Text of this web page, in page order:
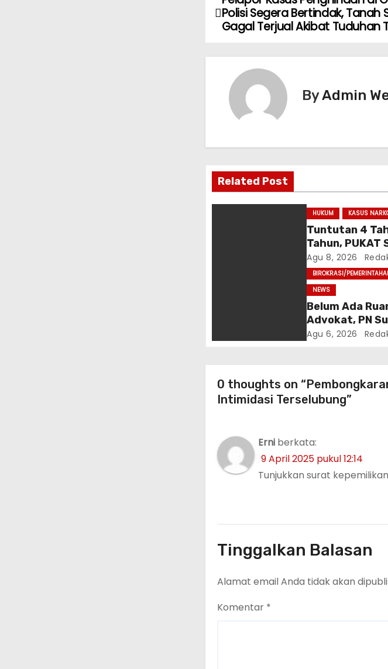
N
a
v
s
i
p
Polisi Segera Bertindak, Tanah
Gagal Terjual Akibat Tuduhan
ByAdmin
Related Post
HUKUM KASUS
Tuntutan 4
Tahun, PUKAT
Kejati-
Murbei Wajo
Agu 8, 2026
BIROKRASI/
NEWS
Belum Ada
Advokat, PN
Diminta Benahi
Agu 6, 2026
0 thoughts on
Intimidasi Terselubung”
Erni berkata:
9 April 2025 pukul 12:14
Tunjukkan surat
Tinggalkan Balasan
Alamat email Anda tidak akan
Komentar *